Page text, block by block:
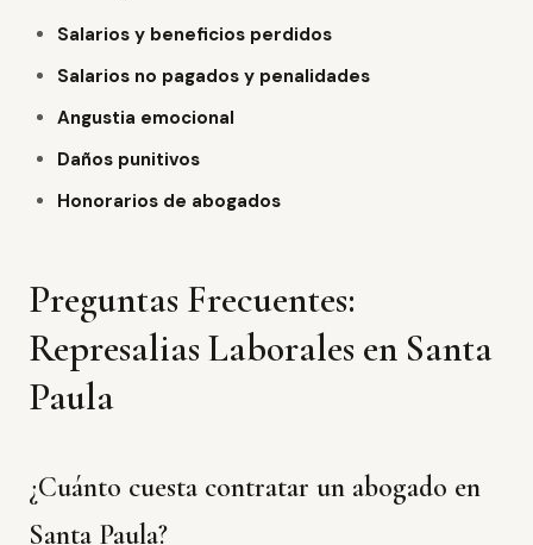
Salarios y beneficios perdidos
Salarios no pagados y penalidades
Angustia emocional
Daños punitivos
Honorarios de abogados
Preguntas Frecuentes:
Represalias Laborales en Santa
Paula
¿Cuánto cuesta contratar un abogado en
Santa Paula?